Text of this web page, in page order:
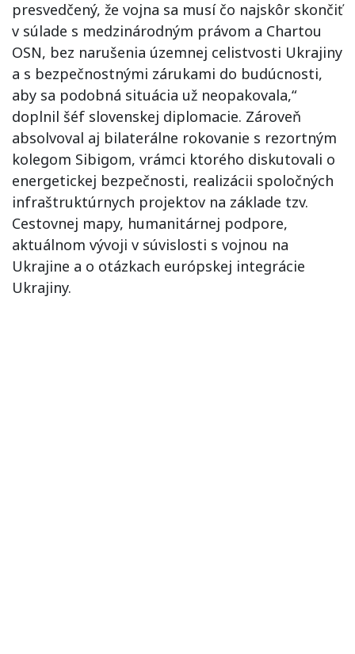
presvedčený, že vojna sa musí čo najskôr skončiť
v súlade s medzinárodným právom a Chartou
OSN, bez narušenia územnej celistvosti Ukrajiny
a s bezpečnostnými zárukami do budúcnosti,
aby sa podobná situácia už neopakovala,“
doplnil šéf slovenskej diplomacie. Zároveň
absolvoval aj bilaterálne rokovanie s rezortným
kolegom Sibigom, vrámci ktorého diskutovali o
energetickej bezpečnosti, realizácii spoločných
infraštruktúrnych projektov na základe tzv.
Cestovnej mapy, humanitárnej podpore,
aktuálnom vývoji v súvislosti s vojnou na
Ukrajine a o otázkach európskej integrácie
Ukrajiny.